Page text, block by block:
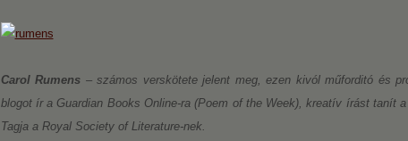
Carol Rumens – számos verskötete jelent meg, ezen kivól műforditó és
blogot ír a Guardian Books Online-ra (Poem of the Week), kreatív írást tanít
Tagja a Royal Society of Literature-nek.